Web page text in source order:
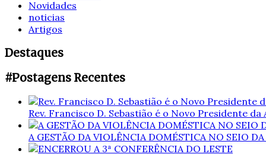
Novidades
noticias
Artigos
Destaques
#Postagens Recentes
Rev. Francisco D. Sebastião é o Novo Presidente da
A GESTÃO DA VIOLÊNCIA DOMÉSTICA NO SEIO